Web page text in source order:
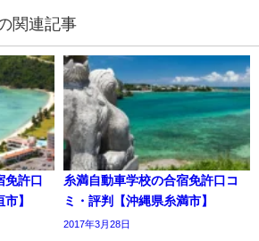
関連記事
免許口
】
糸満自動車学校の合宿免許口コ
ミ・評判【沖縄県糸満市】
2017年3月28日